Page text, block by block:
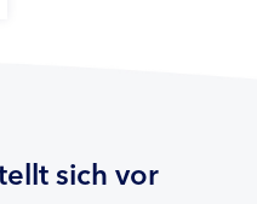
sich vor